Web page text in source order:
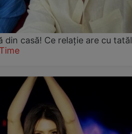
din casă! Ce relație are cu